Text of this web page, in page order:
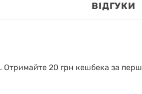
ВІДГУКИ
Отримайте 20 грн кешбека за